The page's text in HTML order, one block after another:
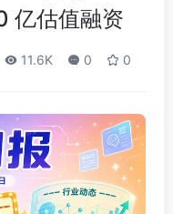
亿估值融资
11.6K 0 0